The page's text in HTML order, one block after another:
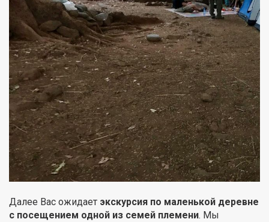
Далее Вас ожидает экскурсия по маленькой деревне
с посещением одной из семей племени. Мы